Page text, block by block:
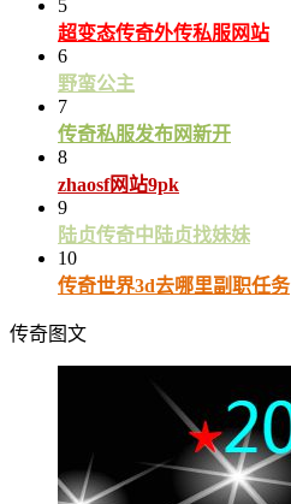
5
超变态传奇外传私服网站
6
野蛮公主
7
传奇私服发布网新开
8
zhaosf网站9pk
9
陆贞传奇中陆贞找妹妹
10
传奇世界3d去哪里副职任务
传奇图文